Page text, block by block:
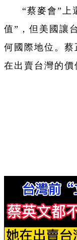
“蔡麥會”上
值”，但美國讓
何國際地位。
在出賣台灣的價